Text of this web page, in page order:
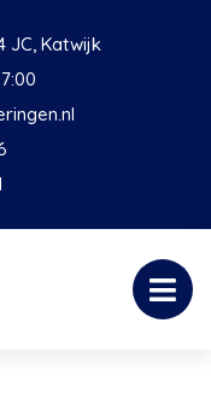
JC, Katwijk